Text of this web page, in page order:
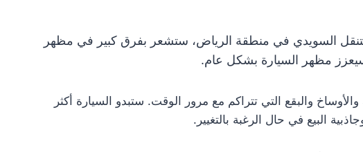
متنقل السويدي في منطقة الرياض، ستشعر بفرق كبير في مظهر
سيعزز مظهر السيارة بشكل عام.
والبقع التي تتراكم مع مرور الوقت. ستبدو السيارة أكثر
البيع في حال الرغبة بالتغيير.